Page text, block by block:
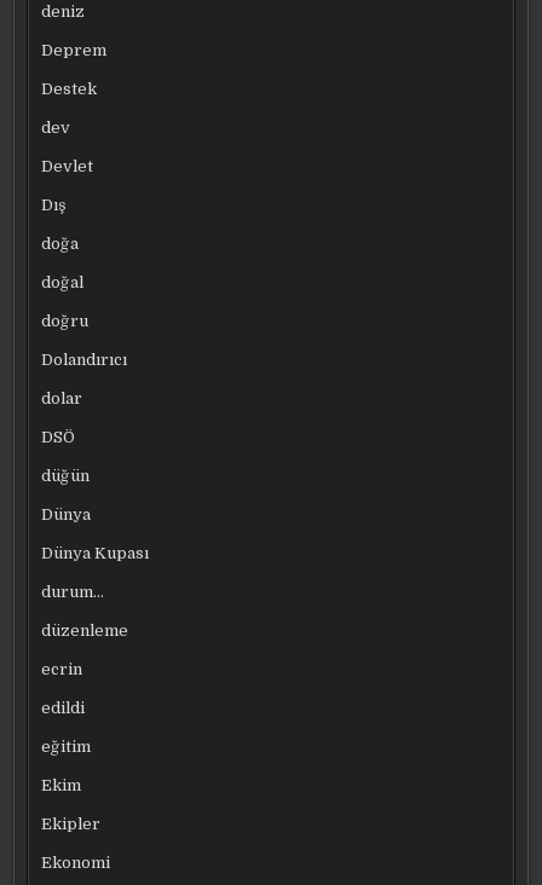
deniz
Deprem
Destek
dev
Devlet
Dış
doğa
doğal
doğru
Dolandırıcı
dolar
DSÖ
düğün
Dünya
Dünya Kupası
durum…
düzenleme
ecrin
edildi
eğitim
Ekim
Ekipler
Ekonomi